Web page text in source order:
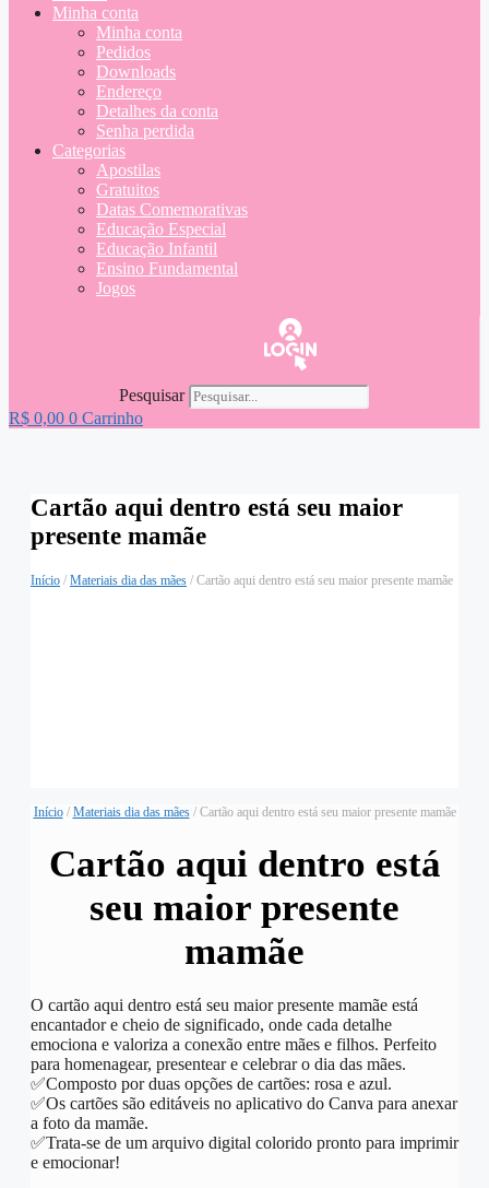
Minha conta
Minha conta
Pedidos
Downloads
Endereço
Detalhes da conta
Senha perdida
Categorias
Apostilas
Gratuitos
Datas Comemorativas
Educação Especial
Educação Infantil
Ensino Fundamental
Jogos
Pesquisar
R$ 0,00 0 Carrinho
Cartão aqui dentro está seu maior
presente mamãe
Início / Materiais dia das mães / Cartão aqui dentro está seu maior presente mamãe
Início/ Materiais dia das mães/ Cartão aqui dentro está seu maior presente mamãe
Cartão aqui dentro está
seu maior presente
mamãe
O cartão aqui dentro está seu maior presente mamãe está
encantador e cheio de significado, onde cada detalhe
emociona e valoriza a conexão entre mães e filhos. Perfeito
para homenagear, presentear e celebrar o dia das mães.
✅️Composto por duas opções de cartões: rosa e azul.
✅️Os cartões são editáveis no aplicativo do Canva para anexar
a foto da mamãe.
✅️Trata-se de um arquivo digital colorido pronto para imprimir
e emocionar!